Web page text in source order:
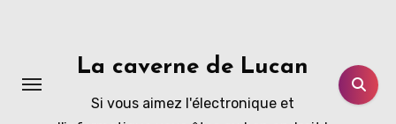
principal
La caverne de Lucan
Si vous aimez l'électronique et